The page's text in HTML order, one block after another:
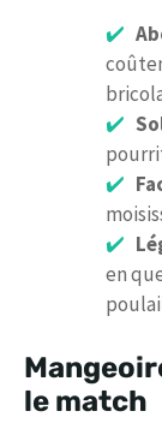
en
le match